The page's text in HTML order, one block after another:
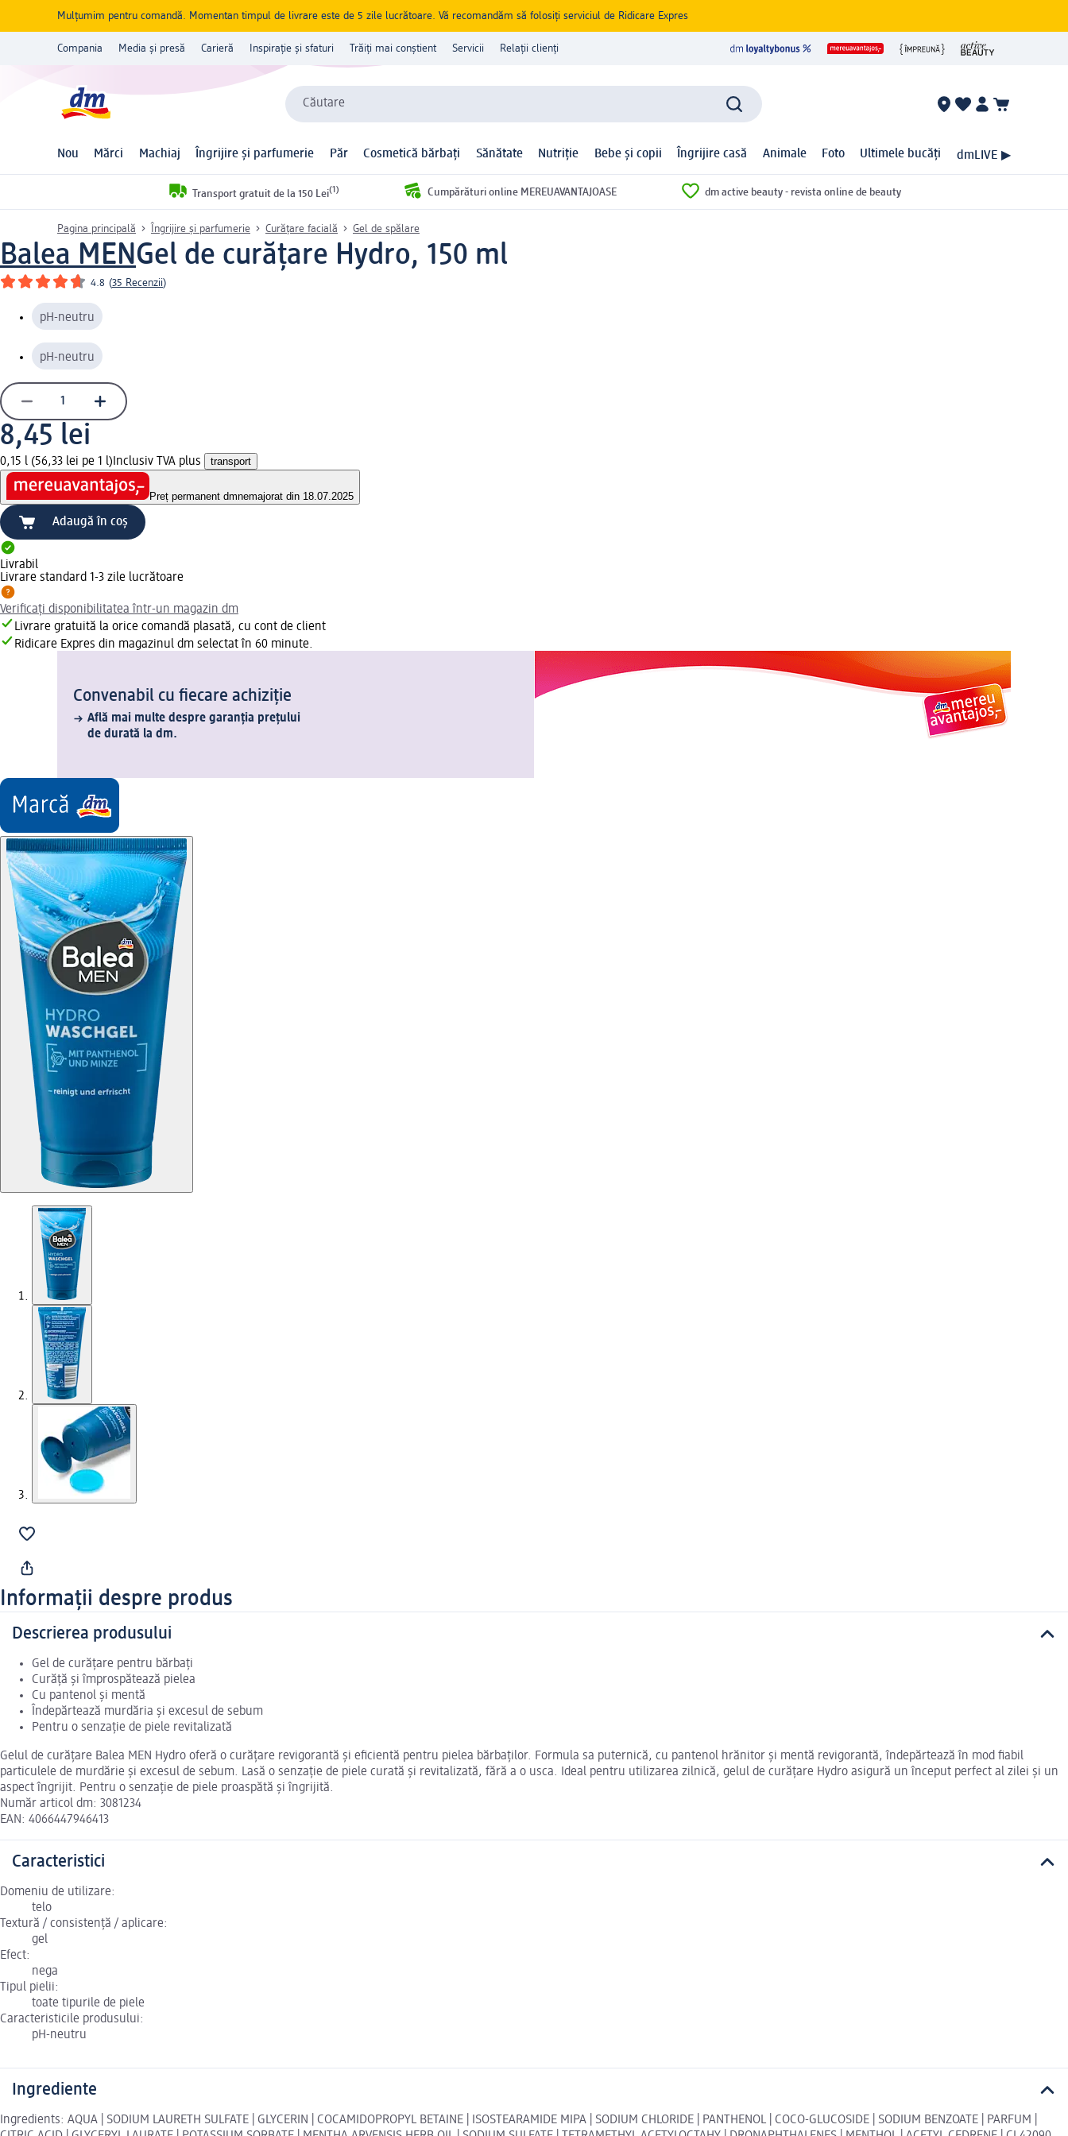
Mulțumim pentru comandă. Momentan timpul de livrare este de 5 zile lucrătoare. Vă recomandăm să folosiți serviciul de Ridicare Expres
Compania Media și presă Carieră Inspirație și sfaturi Trăiți mai conștient Servicii Relații clienți
Căutare
Nou Mărci Machiaj Îngrijire și parfumerie Păr Cosmetică bărbați Sănătate Nutriție Bebe și copii Îngrijire casă Animale Foto Ultimele bucăți dmLIVE ▶
Transport gratuit de la 150 Lei(1) Cumpărături online MEREUAVANTAJOASE dm active beauty - revista online de beauty
Pagina principală Îngrijire și parfumerie Curățare facială Gel de spălare
Balea MENGel de curățare Hydro, 150 ml
4.8 (35 Recenzii)
pH-neutru
pH-neutru
8,45 lei
0,15 l (56,33 lei pe 1 l) Inclusiv TVA plus transport
Preț permanent dmnemajorat din 18.07.2025
Adaugă în coș
Livrabil
Livrare standard 1-3 zile lucrătoare
Verificați disponibilitatea într-un magazin dm
Livrare gratuită la orice comandă plasată, cu cont de client
Ridicare Expres din magazinul dm selectat în 60 minute.
Convenabil cu fiecare achiziție
Află mai multe despre garanția prețului
de durată la dm.
Informații despre produs
Descrierea produsului
Gel de curățare pentru bărbați
Curăță și împrospătează pielea
Cu pantenol și mentă
Îndepărtează murdăria și excesul de sebum
Pentru o senzație de piele revitalizată
Gelul de curățare Balea MEN Hydro oferă o curățare revigorantă și eficientă pentru pielea bărbaților. Formula sa puternică, cu pantenol hrănitor și mentă revigorantă, îndepărtează în mod fiabil
particulele de murdărie și excesul de sebum. Lasă o senzație de piele curată și revitalizată, fără a o usca. Ideal pentru utilizarea zilnică, gelul de curățare Hydro asigură un început perfect al zilei și un
aspect îngrijit. Pentru o senzație de piele proaspătă și îngrijită.
Număr articol dm: 3081234
EAN: 4066447946413
Caracteristici
Domeniu de utilizare:
telo
Textură / consistență / aplicare:
gel
Efect:
nega
Tipul pielii:
toate tipurile de piele
Caracteristicile produsului:
pH-neutru
Ingrediente
Ingredients: AQUA | SODIUM LAURETH SULFATE | GLYCERIN | COCAMIDOPROPYL BETAINE | ISOSTEARAMIDE MIPA | SODIUM CHLORIDE | PANTHENOL | COCO-GLUCOSIDE | SODIUM BENZOATE | PARFUM |